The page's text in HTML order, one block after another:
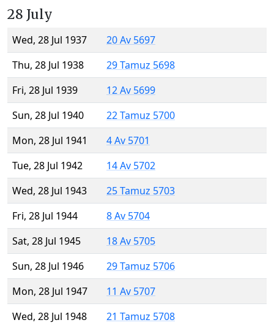
28 July
Wed, 28 Jul 1937
20 Av 5697
Thu, 28 Jul 1938
29 Tamuz 5698
Fri, 28 Jul 1939
12 Av 5699
Sun, 28 Jul 1940
22 Tamuz 5700
Mon, 28 Jul 1941
4 Av 5701
Tue, 28 Jul 1942
14 Av 5702
Wed, 28 Jul 1943
25 Tamuz 5703
Fri, 28 Jul 1944
8 Av 5704
Sat, 28 Jul 1945
18 Av 5705
Sun, 28 Jul 1946
29 Tamuz 5706
Mon, 28 Jul 1947
11 Av 5707
Wed, 28 Jul 1948
21 Tamuz 5708